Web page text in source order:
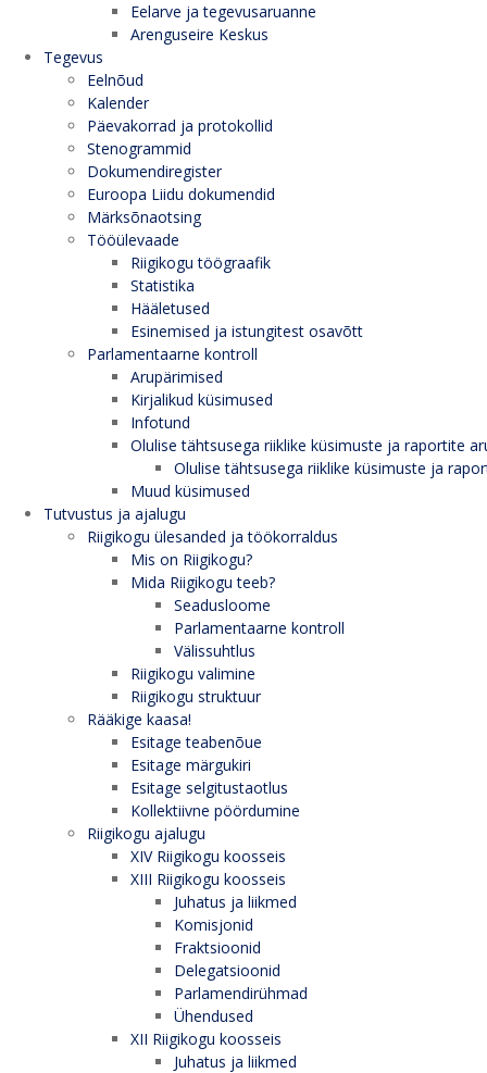
Eelarve ja tegevusaruanne
Arenguseire Keskus
Tegevus
Eelnõud
Kalender
Päevakorrad ja protokollid
Stenogrammid
Dokumendiregister
Euroopa Liidu dokumendid
Märksõnaotsing
Tööülevaade
Riigikogu töögraafik
Statistika
Hääletused
Esinemised ja istungitest osavõtt
Parlamentaarne kontroll
Arupärimised
Kirjalikud küsimused
Infotund
Olulise tähtsusega riiklike küsimuste ja raportite
Olulise tähtsusega riiklike küsimuste ja
Muud küsimused
Tutvustus ja ajalugu
Riigikogu ülesanded ja töökorraldus
Mis on Riigikogu?
Mida Riigikogu teeb?
Seadusloome
Parlamentaarne kontroll
Välissuhtlus
Riigikogu valimine
Riigikogu struktuur
Rääkige kaasa!
Esitage teabenõue
Esitage märgukiri
Esitage selgitustaotlus
Kollektiivne pöördumine
Riigikogu ajalugu
XIV Riigikogu koosseis
XIII Riigikogu koosseis
Juhatus ja liikmed
Komisjonid
Fraktsioonid
Delegatsioonid
Parlamendirühmad
Ühendused
XII Riigikogu koosseis
Juhatus ja liikmed